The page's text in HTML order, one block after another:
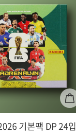
기본팩 DP 24입